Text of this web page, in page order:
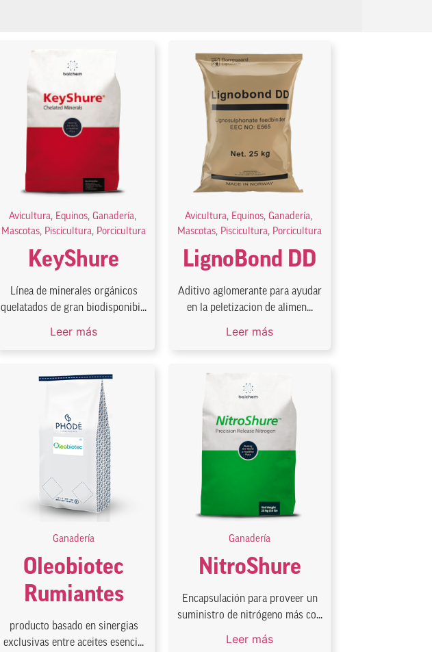
Avicultura, Equinos, Ganadería,
Mascotas, Piscicultura, Porcicultura
KeyShure
Línea de minerales orgánicos
quelatados de gran biodisponibi...
Leer más
Avicultura, Equinos, Ganadería,
Mascotas, Piscicultura, Porcicultura
LignoBond DD
Aditivo aglomerante para ayudar
en la peletizacion de alimen...
Leer más
Ganadería
Oleobiotec
Rumiantes
producto basado en sinergias
exclusivas entre aceites esenci...
Ganadería
NitroShure
Encapsulación para proveer un
suministro de nitrógeno más co...
Leer más